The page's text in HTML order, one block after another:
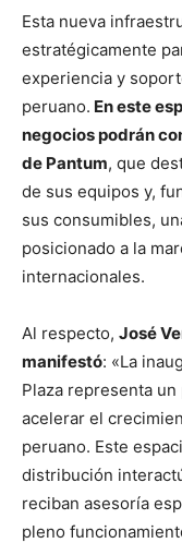
Esta nueva
estratégicamente
experiencia y
peruano. En este
negocios podrán
de Pantum, que
de sus equipos y,
sus consumibles,
posicionado a la
internacionales.
Al respecto, José
manifestó: «La
Plaza representa
acelerar el
peruano. Este
distribución
reciban asesoría
pleno